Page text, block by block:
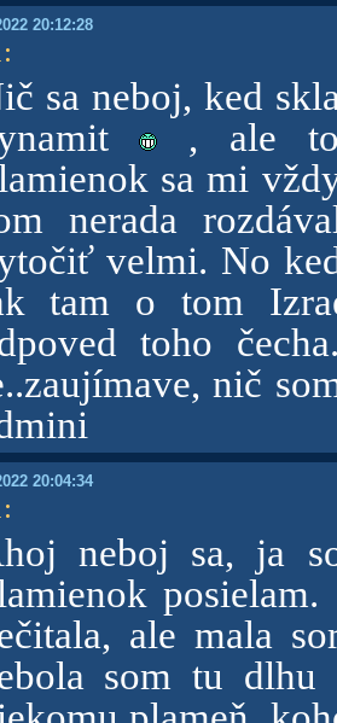
20:12:28
:
sa neboj, ked
, ale to
sa mi
nerada
velmi. No
tam o tom
toho
nič
20:04:34
:
neboj sa, ja
ale mala
som tu